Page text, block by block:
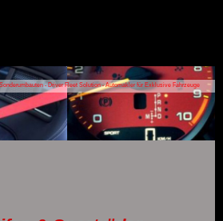
- Driver Fleet Solution - Automakler für Exklusive Fahrzeuge